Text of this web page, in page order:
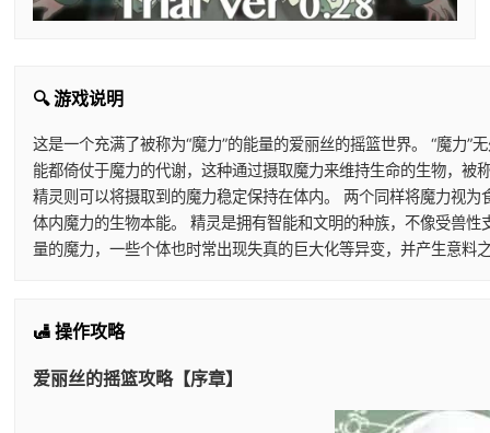
🔍 游戏说明
这是一个充满了被称为“魔力”的能量的爱丽丝的摇篮世界。 “魔力
能都倚仗于魔力的代谢，这种通过摄取魔力来维持生命的生物，被
精灵则可以将摄取到的魔力稳定保持在体内。 两个同样将魔力视
体内魔力的生物本能。 精灵是拥有智能和文明的种族，不像受兽
量的魔力，一些个体也时常出现失真的巨大化等异变，并产生意
🛃 操作攻略
爱丽丝的摇篮攻略【序章】